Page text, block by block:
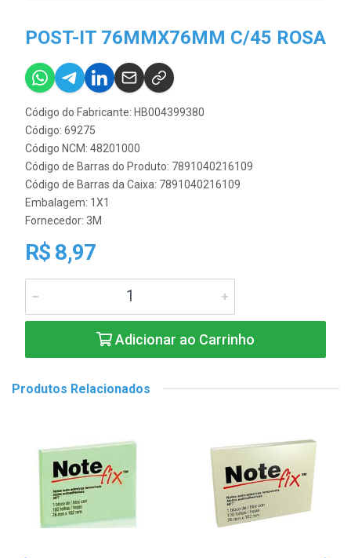
POST-IT 76MMX76MM C/45 ROSA
Código do Fabricante: HB004399380
Código: 69275
Código NCM: 48201000
Código de Barras do Produto: 7891040216109
Código de Barras da Caixa: 7891040216109
Embalagem: 1X1
Fornecedor: 3M
R$ 8,97
Adicionar ao Carrinho
Produtos Relacionados